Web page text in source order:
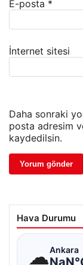
E-posta *
İnternet sitesi
Daha sonraki
posta adresim
kaydedilsin.
Hava Durumu
☁Ankara